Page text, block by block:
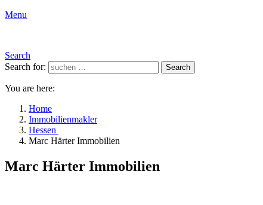
Menu
Search
Search for:
Search
You are here:
Home
Immobilienmakler
Hessen
Marc Härter Immobilien
Marc Härter Immobilien